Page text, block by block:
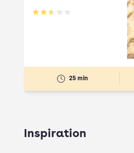
Betyg: 2.5 av 5
25 min
Inspiration